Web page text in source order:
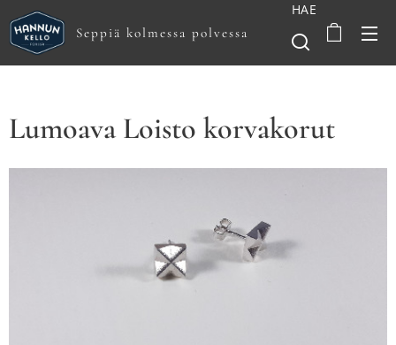
Seppiä kolmessa polvessa
HAE
Lumoava Loisto korvakorut